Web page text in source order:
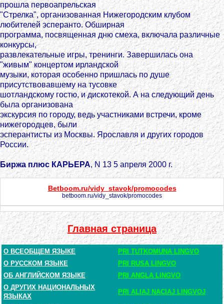
прошла первоапрельская
"Стрелка", организованная Нижегородским клубом
любителей эсперанто. Обширная
программа, посвященная дню смеха, включала различные
конкурсы,
развлекательные игры, тренинги. Завершилась она
"живым" концертом ирландской
музыки, которая особенно пришлась по душе
присутствовавшему на тусовке
шотландскому гостю, и дискотекой. А на следующий день
была организована
экскурсия по городу, ведь участниками встречи, кроме
нижегородцев, были
эсперантисты из Москвы. Ярославля и других городов
России.
Биржа плюс КАРЬЕРА, N 13 5 апреля 2000 г.
Betboom.ru/vidy_stavok/promocodes
betboom.ru/vidy_stavok/promocodes
Главная страница
О ВСЕОБЩЕМ ЯЗЫКЕ
PRI TUTKOMUNA LINGVO
О РУССКОМ ЯЗЫКЕ
PRI RUSA LINGVO
ОБ АНГЛИЙСКОМ ЯЗЫКЕ
PRI ANGLA LINGVO
О ДРУГИХ НАЦИОНАЛЬНЫХ
ЯЗЫКАХ
PRI ALIAJ NACIAJ LINGVOJ